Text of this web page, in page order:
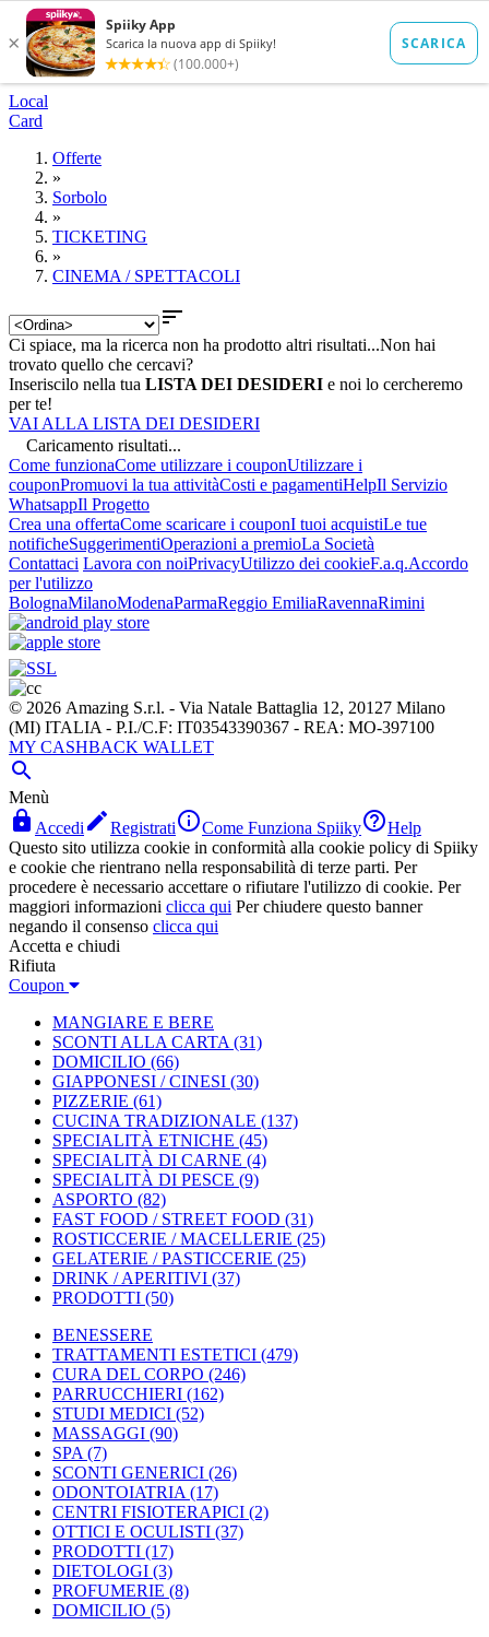
Local
Card
Offerte
»
Sorbolo
»
TICKETING
»
CINEMA / SPETTACOLI

Ci spiace, ma la ricerca non ha prodotto altri risultati...Non hai
trovato quello che cercavi?
Inseriscilo nella tua LISTA DEI DESIDERI e noi lo cercheremo
per te!
VAI ALLA LISTA DEI DESIDERI
Caricamento risultati...
Come funzionaCome utilizzare i couponUtilizzare i
couponPromuovi la tua attivitàCosti e pagamentiHelpIl Servizio
WhatsappIl Progetto
Crea una offertaCome scaricare i couponI tuoi acquistiLe tue
notificheSuggerimentiOperazioni a premioLa Società
Contattaci Lavora con noiPrivacyUtilizzo dei cookieF.a.q.Accordo
per l'utilizzo
BolognaMilanoModenaParmaReggio EmiliaRavennaRimini
© 2026 Amazing S.r.l. - Via Natale Battaglia 12, 20127 Milano
(MI) ITALIA - P.I./C.F: IT03543390367 - REA: MO-397100
MY CASHBACK WALLET

Menù
 Accedi RegistratiCome Funziona SpiikyHelp
Questo sito utilizza cookie in conformità alla cookie policy di Spiiky
e cookie che rientrano nella responsabilità di terze parti. Per
procedere è necessario accettare o rifiutare l'utilizzo di cookie. Per
maggiori informazioni clicca qui Per chiudere questo banner
negando il consenso clicca qui
Accetta e chiudi
Rifiuta
Coupon
MANGIARE E BERE
SCONTI ALLA CARTA (31)
DOMICILIO (66)
GIAPPONESI / CINESI (30)
PIZZERIE (61)
CUCINA TRADIZIONALE (137)
SPECIALITÀ ETNICHE (45)
SPECIALITÀ DI CARNE (4)
SPECIALITÀ DI PESCE (9)
ASPORTO (82)
FAST FOOD / STREET FOOD (31)
ROSTICCERIE / MACELLERIE (25)
GELATERIE / PASTICCERIE (25)
DRINK / APERITIVI (37)
PRODOTTI (50)
BENESSERE
TRATTAMENTI ESTETICI (479)
CURA DEL CORPO (246)
PARRUCCHIERI (162)
STUDI MEDICI (52)
MASSAGGI (90)
SPA (7)
SCONTI GENERICI (26)
ODONTOIATRIA (17)
CENTRI FISIOTERAPICI (2)
OTTICI E OCULISTI (37)
PRODOTTI (17)
DIETOLOGI (3)
PROFUMERIE (8)
DOMICILIO (5)